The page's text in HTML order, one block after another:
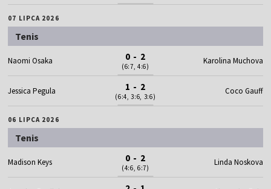
07 LIPCA 2026
Tenis
Naomi Osaka 0 - 2
(6:7, 4:6)
Karolina Muchova
Jessica Pegula 1 - 2
(6:4, 3:6, 3:6)
Coco Gauff
06 LIPCA 2026
Tenis
Madison Keys 0 - 2
(4:6, 6:7)
Linda Noskova